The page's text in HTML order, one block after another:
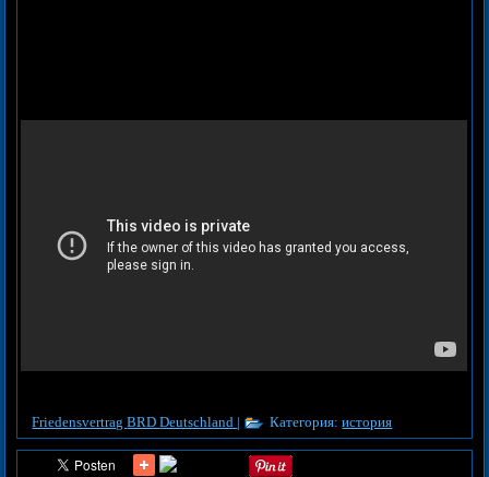
FriedensvertragBRDDeutschland | Категория:история